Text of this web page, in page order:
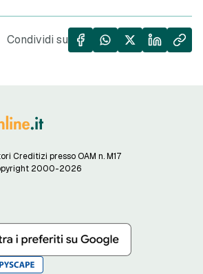
Condividi su
Creditizi presso OAM n. M17
2000-2026